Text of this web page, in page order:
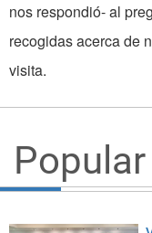
nos respondió- al
recogidas acerca de
visita.
Popular